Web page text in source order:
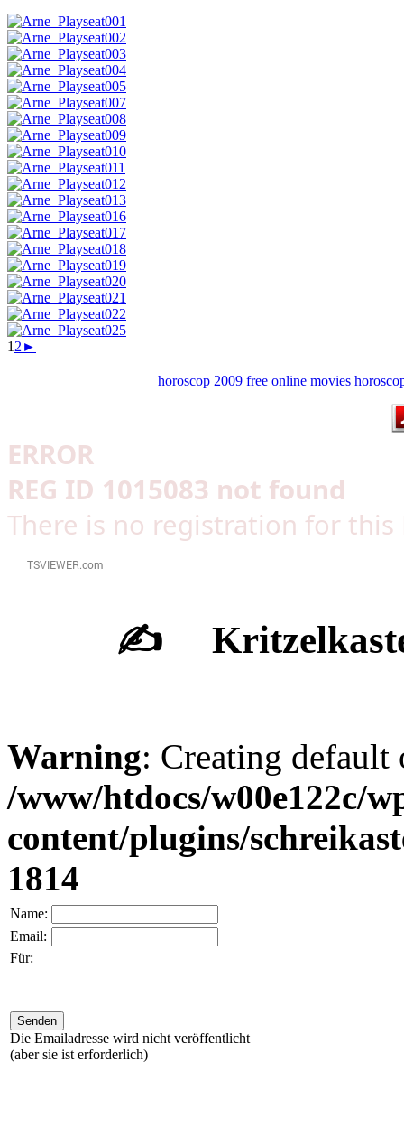
1 2 ►
horoscop 2009 free online movies
ERROR
REG ID 1015083 not found
There is no registration for this
✍
Warning: Creating
/www/htdocs/w00e122c/
content/plugins/
1814
Name:
Email:
Für:
Die Emailadresse wird nicht veröffentlicht
(aber sie ist erforderlich)